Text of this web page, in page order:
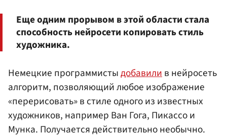
Еще одним прорывом в этой области стала
способность нейросети копировать стиль
художника.
Немецкие программистыдобавилив нейросеть
алгоритм, позволяющий любое изображение
«перерисовать» в стиле одного из известных
художников, например Ван Гога, Пикассо и
Мунка. Получается действительно необычно.